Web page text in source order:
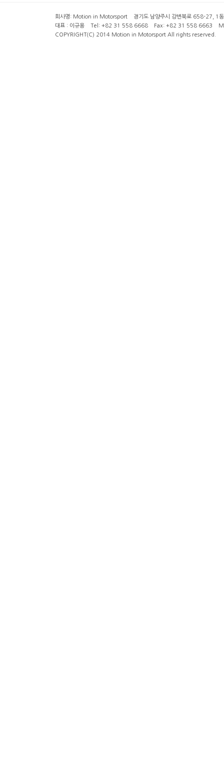
회사명: Motion in Motorsport 경기도 남양주시 강변북로 658-27,
대표 : 이규용 Tel: +82 31 558 6668 Fax: +82 31 558 6663
COPYRIGHT(C) 2014 Motion in Motorsport All rights reserved.